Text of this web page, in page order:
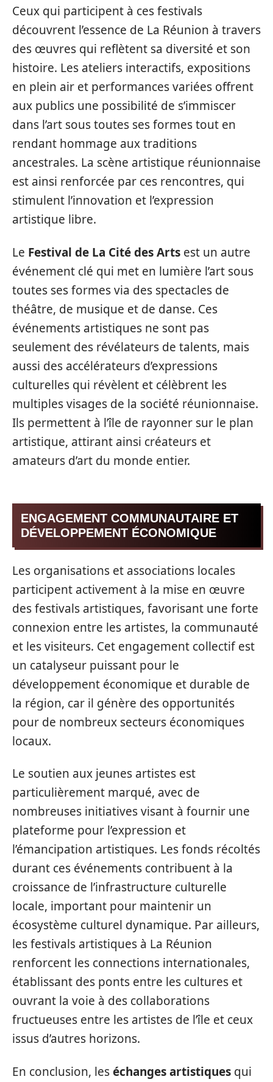
Ceux qui participent à ces festivals
découvrent l’essence de La Réunion à travers
des œuvres qui reflètent sa diversité et son
histoire. Les ateliers interactifs, expositions
en plein air et performances variées offrent
aux publics une possibilité de s’immiscer
dans l’art sous toutes ses formes tout en
rendant hommage aux traditions
ancestrales. La scène artistique réunionnaise
est ainsi renforcée par ces rencontres, qui
stimulent l’innovation et l’expression
artistique libre.
Le Festival de La Cité des Arts est un autre
événement clé qui met en lumière l’art sous
toutes ses formes via des spectacles de
théâtre, de musique et de danse. Ces
événements artistiques ne sont pas
seulement des révélateurs de talents, mais
aussi des accélérateurs d’expressions
culturelles qui révèlent et célèbrent les
multiples visages de la société réunionnaise.
Ils permettent à l’île de rayonner sur le plan
artistique, attirant ainsi créateurs et
amateurs d’art du monde entier.
ENGAGEMENT COMMUNAUTAIRE ET
DÉVELOPPEMENT ÉCONOMIQUE
Les organisations et associations locales
participent activement à la mise en œuvre
des festivals artistiques, favorisant une forte
connexion entre les artistes, la communauté
et les visiteurs. Cet engagement collectif est
un catalyseur puissant pour le
développement économique et durable de
la région, car il génère des opportunités
pour de nombreux secteurs économiques
locaux.
Le soutien aux jeunes artistes est
particulièrement marqué, avec de
nombreuses initiatives visant à fournir une
plateforme pour l’expression et
l’émancipation artistiques. Les fonds récoltés
durant ces événements contribuent à la
croissance de l’infrastructure culturelle
locale, important pour maintenir un
écosystème culturel dynamique. Par ailleurs,
les festivals artistiques à La Réunion
renforcent les connections internationales,
établissant des ponts entre les cultures et
ouvrant la voie à des collaborations
fructueuses entre les artistes de l’île et ceux
issus d’autres horizons.
En conclusion, leséchanges artistiques qui